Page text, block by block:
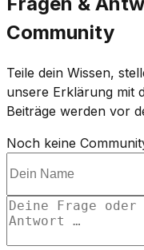
Community
Teile dein Wissen,
unsere Erklärung mit
Beiträge werden vor
Noch keine